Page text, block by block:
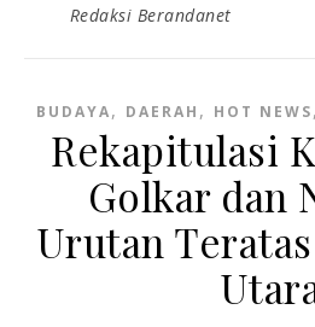
Redaksi Berandanet
BUDAYA, DAERAH , HOT NEWS,
Rekapitulasi
Golkar dan
Urutan